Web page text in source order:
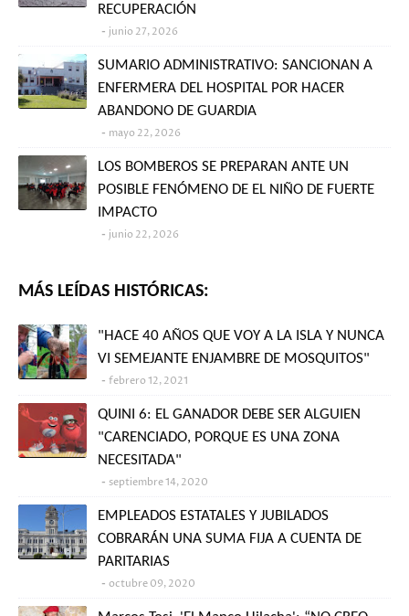
RECUPERACIÓN
junio 27, 2026
SUMARIO ADMINISTRATIVO: SANCIONAN A
ENFERMERA DEL HOSPITAL POR HACER
ABANDONO DE GUARDIA
mayo 22, 2026
LOS BOMBEROS SE PREPARAN ANTE UN
POSIBLE FENÓMENO DE EL NIÑO DE FUERTE
IMPACTO
junio 22, 2026
MÁS LEÍDAS HISTÓRICAS:
"HACE 40 AÑOS QUE VOY A LA ISLA Y NUNCA
VI SEMEJANTE ENJAMBRE DE MOSQUITOS"
febrero 12, 2021
QUINI 6: EL GANADOR DEBE SER ALGUIEN
"CARENCIADO, PORQUE ES UNA ZONA
NECESITADA"
septiembre 14, 2020
EMPLEADOS ESTATALES Y JUBILADOS
COBRARÁN UNA SUMA FIJA A CUENTA DE
PARITARIAS
octubre 09, 2020